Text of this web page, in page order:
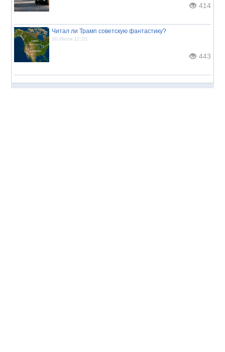
414
Читал ли Трамп советскую фантастику?
30 Июля 12:20
443